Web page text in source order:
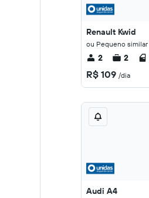
Renault Kwid
ou Pequeno similar
2 2
R$ 109 /dia
Audi A4